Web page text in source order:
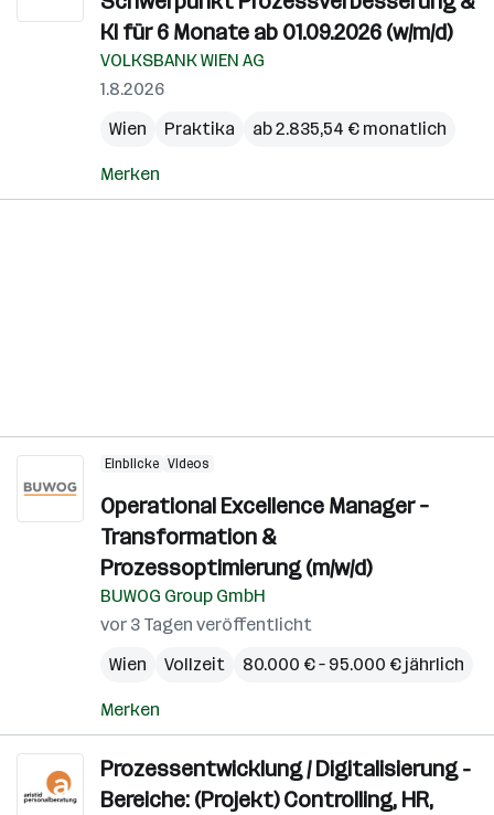
KI für 6 Monate ab 01.09.2026 (w/m/d)
VOLKSBANK WIEN AG
1.8.2026
Wien
Praktika ab 2.835,54 € monatlich
Merken
Einblicke Videos
Operational Excellence Manager –
Transformation &
Prozessoptimierung (m/w/d)
BUWOG Group GmbH
vor 3 Tagen veröffentlicht
Wien
Vollzeit 80.000 € – 95.000 € jährlich
Merken
Prozessentwicklung / Digitalisierung -
Bereiche: (Projekt) Controlling, HR,